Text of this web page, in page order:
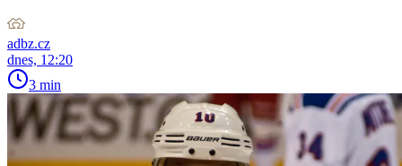
adbz.cz
dnes, 12:20
3 min